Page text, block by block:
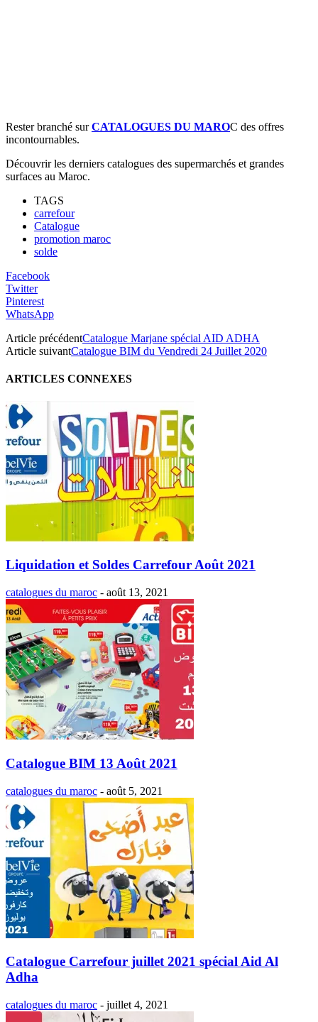
Rester branché surCATALOGUES DU MAROC des offres
incontournables.
Découvrir les derniers catalogues des supermarchés et grandes
surfaces au Maroc.
TAGS
carrefour
Catalogue
promotion maroc
solde
Facebook
Twitter
Pinterest
WhatsApp
Article précédentCatalogue Marjane spécial AID ADHA
Article suivantCatalogue BIM du Vendredi 24 Juillet 2020
ARTICLES CONNEXES
Liquidation et Soldes Carrefour Août 2021
catalogues du maroc - août 13, 2021
Catalogue BIM 13 Août 2021
catalogues du maroc - août 5, 2021
Catalogue Carrefour juillet 2021 spécial Aid Al
Adha
catalogues du maroc - juillet 4, 2021